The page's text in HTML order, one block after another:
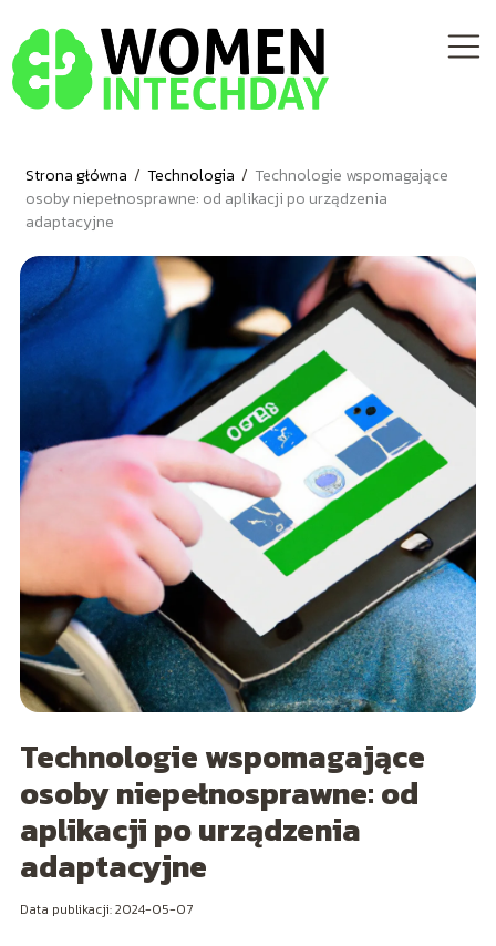
Strona główna / Technologia / Technologie wspomagające
osoby niepełnosprawne: od aplikacji po urządzenia
adaptacyjne
Technologie wspomagające
osoby niepełnosprawne: od
aplikacji po urządzenia
adaptacyjne
Data publikacji: 2024-05-07